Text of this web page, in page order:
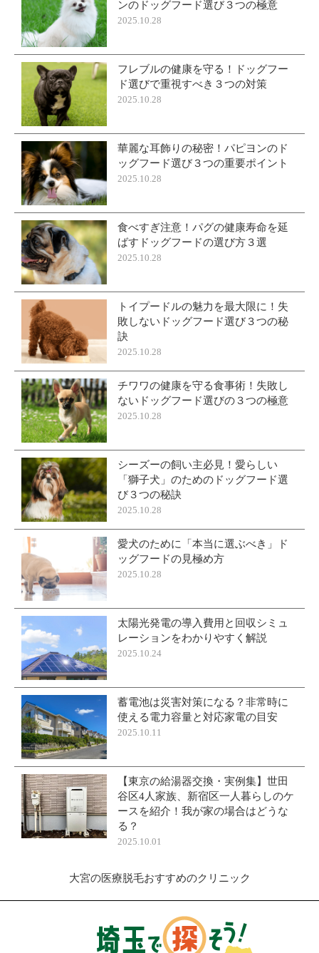
ンのドッグフード選び３つの極意
2025.10.28
フレブルの健康を守る！ドッグフー
ド選びで重視すべき３つの対策
2025.10.28
華麗な耳飾りの秘密！パピヨンのド
ッグフード選び３つの重要ポイント
2025.10.28
食べすぎ注意！パグの健康寿命を延
ばすドッグフードの選び方３選
2025.10.28
トイプードルの魅力を最大限に！失
敗しないドッグフード選び３つの秘
訣
2025.10.28
チワワの健康を守る食事術！失敗し
ないドッグフード選びの３つの極意
2025.10.28
シーズーの飼い主必見！愛らしい
「獅子犬」のためのドッグフード選
び３つの秘訣
2025.10.28
愛犬のために「本当に選ぶべき」ド
ッグフードの見極め方
2025.10.28
太陽光発電の導入費用と回収シミュ
レーションをわかりやすく解説
2025.10.24
蓄電池は災害対策になる？非常時に
使える電力容量と対応家電の目安
2025.10.11
【東京の給湯器交換・実例集】世田
谷区4人家族、新宿区一人暮らしのケ
ースを紹介！我が家の場合はどうな
る？
2025.10.01
大宮の医療脱毛おすすめのクリニック